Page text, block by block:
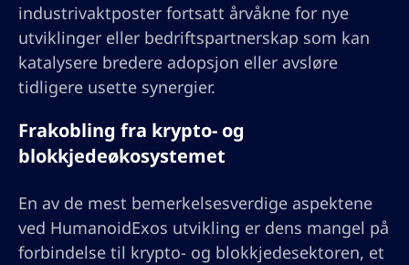
industrivaktposter fortsatt årvåkne for nye
utviklinger eller bedriftspartnerskap som kan
katalysere bredere adopsjon eller avsløre
tidligere usette synergier.
Frakobling fra krypto- og
blokkjedeøkosystemet
En av de mest bemerkelsesverdige aspektene
ved HumanoidExos utvikling er dens mangel på
forbindelse til krypto- og blokkjedesektoren, et